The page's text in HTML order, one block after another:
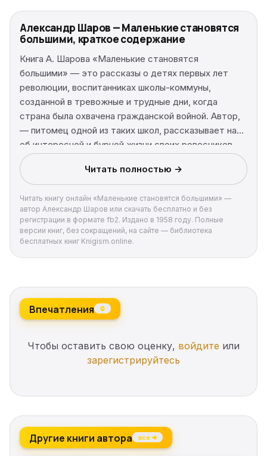
Александр Шаров — Маленькие становятся
большими, краткое содержание
Книга А. Шарова «Маленькие становятся
большими» — это рассказы о детях первых лет
революции, воспитанниках школы-коммуны,
созданной в тревожные и трудные дни, когда
страна была охвачена гражданской войной. Автор,
— питомец одной из таких школ, рассказывает нам
об интересной и бурной жизни своих ровесников,
об их суровом детстве, голодном и холодном, но
до краев наполненном высокими стремлениями и
светлой верой в грядущий коммунизм.
Читать полностью →
Читать книгу онлайн «Маленькие становятся большими» —
автор Александр Шаров или скачать бесплатно и без
регистрации в формате fb2. Издано в 1958 году. Полные
версии книг, без сокращений, на сайте — библиотека
бесплатных книг Knigism.online.
Впечатления 0
Чтобы оставить свою оценку, войдите или
зарегистрируйтесь
Другие книги автора все →